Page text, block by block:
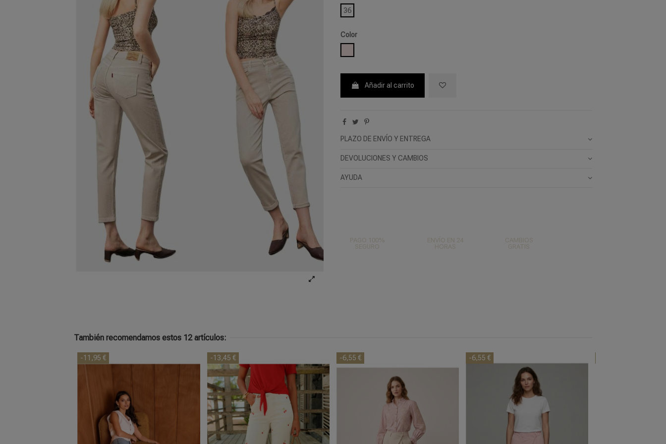
36
Color
Añadir al carrito
PLAZO DE ENVÍO Y ENTREGA
DEVOLUCIONES Y CAMBIOS
AYUDA
PAGO 100%
SEGURO
ENVÍO EN 24
HORAS
CAMBIOS
GRATIS
También recomendamos estos 12 artículos:
-11,95 € -13,45 € -6,55 € -6,55 €